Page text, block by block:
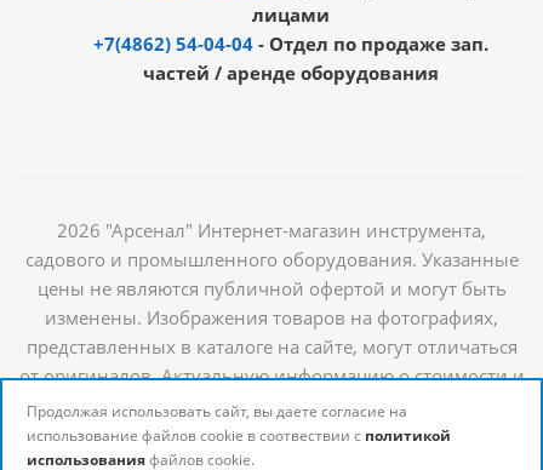
лицами
+7(4862) 54-04-04 - Отдел по продаже зап.
частей / аренде оборудования
2026 "Арсенал" Интернет-магазин инструмента,
садового и промышленного оборудования. Указанные
цены не являются публичной офертой и могут быть
изменены. Изображения товаров на фотографиях,
представленных в каталоге на сайте, могут отличаться
от оригиналов. Актуальную информацию о стоимости и
наличии товаров можно получить у наших
менеджеров
Продолжая использовать сайт, вы даете согласие на
использование файлов cookie в соотвествии с политикой
использованияфайлов cookie.